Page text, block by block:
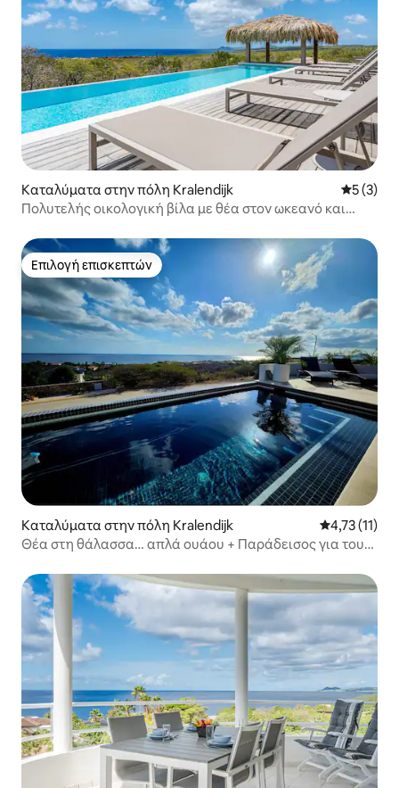
Καταλύματα στην πόλη Kralendijk Μέση
5 (3)
Πολυτελής οικολογική βίλα με θέα στον ωκεανό και
Επιλογή επισκεπτών
Επιλογή επισκεπτών
Καταλύματα στην πόλη Kralendijk Μέση
4,73 (11)
Θέα στη θάλασσα… απλά ουάου + Παράδεισος για τους